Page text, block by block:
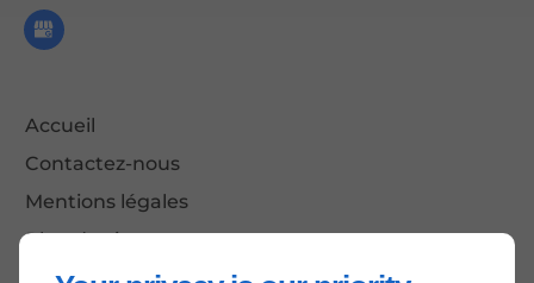
Accueil
Contactez-nous
Mentions légales
Plan du site